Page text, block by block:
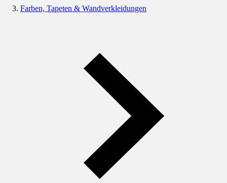
Farben, Tapeten & Wandverkleidungen